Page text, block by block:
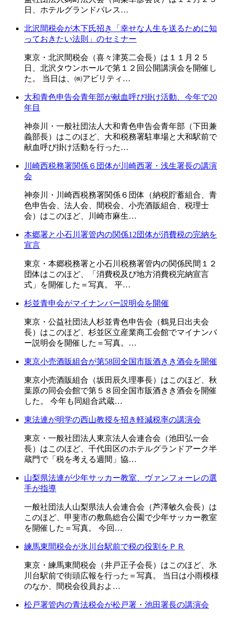
日、ホテルグランドパレス…
北沢間税会が木下氏招き「幸せな人生を送るために知
っておきたい法則」のセミナー
東京・北沢間税会（喜々津英二会長）は１１月２５
日、北沢タウンホールで第１２回公開講演会を開催し
た。 当日は、㈱アビリティ…
大和青色申告会青年部が献血呼び掛け活動、今年で20
年目
神奈川・一般社団法人大和青色申告会青年部（下田兼
義部長）はこのほど、大和税務署駐車場と大和駅前で
献血呼び掛け活動を行った…
川崎西税務署関係６団体が川崎西署・浅生署長の講演
会
神奈川・川崎西税務署関係６団体（納税貯蓄組合、青
色申告会、法人会、間税会、小売酒販組合、税理士
会）はこのほど、川崎市麻生…
本郷署と小石川署管内の関係12団体が消費税の完納を
宣言
東京・本郷税務署と小石川税務署管内の関係民間１２
団体はこのほど、「消費税及び地方消費税完納宣言
式」を開催した＝写真。 平…
杉並青申会がマイナンバー説明会を開催
東京・公益社団法人杉並青色申告会（鶴見日出夫会
長）はこのほど、杉並区立産業商工会館でマイナンバ
ー説明会を開催した＝写真。…
東京小売酒販組合が第58回全国市販酒きき酒会を開催
東京小売酒販組合（坂田辰久理事長）はこのほど、秋
葉原の同会会館で第５８回全国市販酒きき酒会を開催
した。 今年も同組合武蔵…
東法連が明学の西山教授を招き軽減税率の講演会
東京・一般社団法人東京法人会連合会（池田弘一会
長）はこのほど、千代田区のホテルグランドアーク半
蔵門で「税を考える週間」協…
山梨県法連が少年サッカー教室、ヴァンフォーレの選
手が指導
一般社団法人山梨県法人会連合会（芦澤敏久会長）は
このほど、甲斐市の敷島総合公園で少年サッカー教室
を開催した＝写真。 今回…
練馬東間税会が氷川台駅前で税の役割をＰＲ
東京・練馬東間税会（井戸正子会長）はこのほど、氷
川台駅前で街頭広報を行った＝写真。 当日は小雨模様
のなか、間税会役員およ…
松戸署管内の青法税会が松戸署・池田署長の講演会